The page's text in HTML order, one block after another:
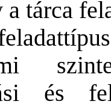
tárca
és